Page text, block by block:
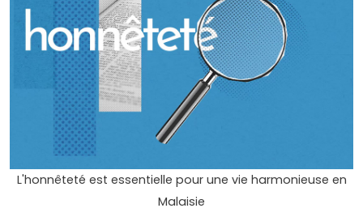
L'honnêteté est essentielle pour une vie harmonieuse en
Malaisie